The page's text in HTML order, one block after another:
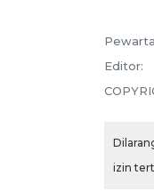
Editor:
izin